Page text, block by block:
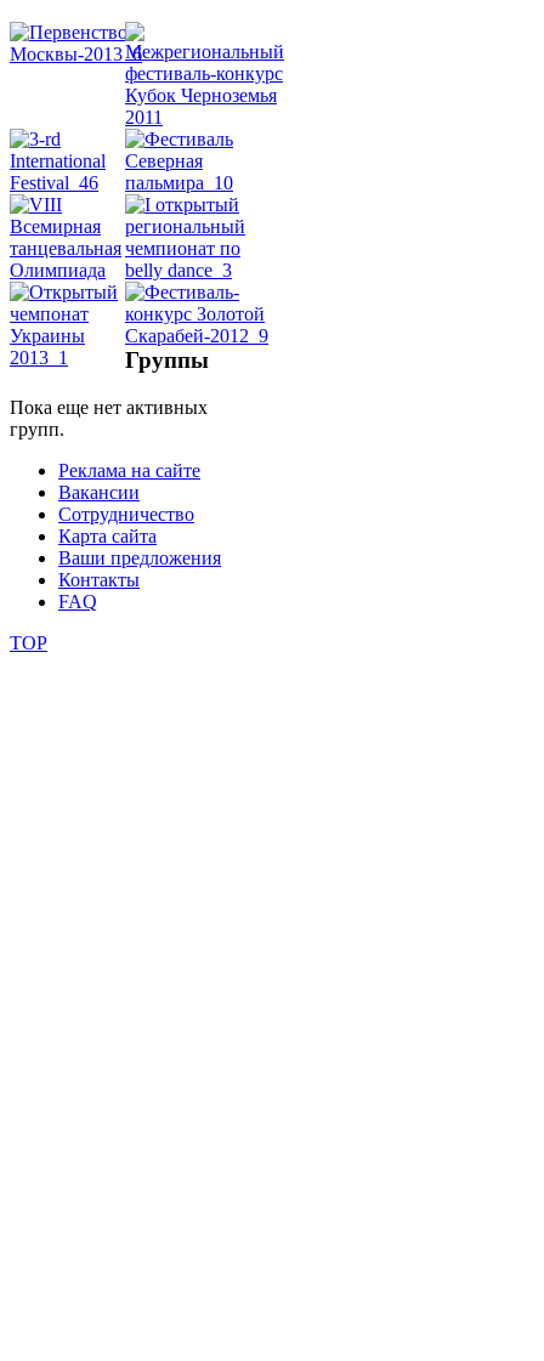
Танец
живота
Dance
видео
Группы
Пока еще нет активных
групп.
Реклама на сайте
Вакансии
Сотрудничество
Карта сайта
Ваши предложения
Контакты
FAQ
TOP